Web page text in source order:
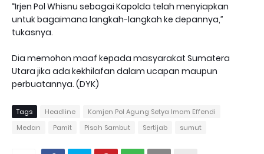
“Irjen Pol Whisnu sebagai Kapolda telah menyiapkan
untuk bagaimana langkah-langkah ke depannya,”
tukasnya.
Dia memohon maaf kepada masyarakat Sumatera
Utara jika ada kekhilafan dalam ucapan maupun
perbuatannya. (DYK)
Tags Headline
Komjen Pol Agung Setya Imam Effendi
Medan
Pamit Pisah Sambut Sertijab sumut